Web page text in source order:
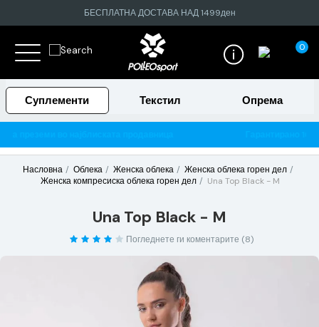
БЕСПЛАТНА ДОСТАВА НАД 1499ден
0
Суплементи Текстил Опрема
Насловна Облека Женска облека
Женска облека горен дел
Женска компресиска облека горен дел
Una Top Black - M
Una Top Black - M
Погледнете ги коментарите (8)